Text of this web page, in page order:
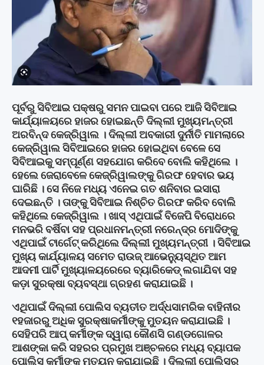
ପୂର୍ବରୁ ସିବିଆଇ ପକ୍ଷରୁ ସମନ ପାଇବା ପରେ ଆଜି ସିବିଆଇ
କାର୍ଯ୍ୟାଳୟରେ ହାଜର ହୋଇଛନ୍ତି ଦିଲ୍ଲୀ ମୁଖ୍ୟମନ୍ତ୍ରୀ
ଅରବିନ୍ଦ କେଜ୍ରିୱାଲ । ଦିଲ୍ଲୀ ଅବକାରୀ ଦୁର୍ନୀତି ମାମଲାରେ
କେଜ୍ରିୱାଲ ସିବିଆଇରେ ହାଜର ହୋଇଥିବା ବେଳେ ସେ
ସିବିଆଇକୁ ସମ୍ପୂର୍ଣ୍ଣ ସହଯୋଗ କରିବେ ବୋଲି କହିଥିଲେ ।
ହେଲେ ଜେରାବେଳେ କେଜ୍ରିୱାଲଙ୍କୁ ଗିରଫ ହେବାର ଭୟ
ଘାରିଛି । ସେ ନିଜେ ମଧ୍ୟ ଏନେଇ ଗତ ଶନିବାର ଇସାରା
ଦେଇଛନ୍ତି । ତାଙ୍କୁ ସିବିଆଇ ନିଶ୍ଚିତ ଗିରଫ କରିବ ବୋଲି
କହିଥିଲେ କେଜ୍ରିୱାଲ । ଖାସ୍ ଏଥିପାଇଁ ବିଜେପି ବିରୋଧରେ
ମନଭରି ବର୍ଷିବା ସହ ପ୍ରଧାନମନ୍ତ୍ରୀ ନରେନ୍ଦ୍ର ମୋଦିଙ୍କୁ
ଏଥିପାଇଁ ଟାର୍ଗେଟ୍ କରିଥିଲେ ଦିଲ୍ଲୀ ମୁଖ୍ୟମନ୍ତ୍ରୀ । ସିବିଆଇ
ମୁଖ୍ୟ କାର୍ଯ୍ୟାଳୟ ସମେତ ରାଉଜ୍ ଆଭେନ୍ୟୁସ୍ଥିତ ଆମ
ଆଦମୀ ପାର୍ଟି ମୁଖ୍ୟାଳୟରେରେ ବ୍ୟାରିକେଡ୍ ଲଗାଯିବା ସହ
କଡ଼ା ସୁରକ୍ଷା ବ୍ୟବସ୍ଥା ଗ୍ରହଣ କରାଯାଇଛି ।
ଏଥିପାଇଁ ଦିଲ୍ଲୀ ପୋଲିସ ବ୍ୟତୀତ ଅର୍ଦ୍ଧସାମରିକ ବାହିନୀର
୧ହଜାରରୁ ଅଧିକ ସୁରକ୍ଷାକର୍ମୀଙ୍କୁ ମୁତୟନ କରାଯାଇଛି ।
ସେହିପରି ଆପ୍ କର୍ମୀଙ୍କ ଦ୍ୱାରା କୌଣସି ଗଣ୍ଡଗୋଳର
ଆଶଙ୍କା କରି ସହରର ପ୍ରମୁଖ ଅଞ୍ଚଳରେ ମଧ୍ୟ ବ୍ୟାପକ
ପୋଲିସ କର୍ମୀଙ୍କୁ ମୁତୟନ କରାଯାଇଛି । ଦିଲ୍ଲୀ ପୋଲିସର